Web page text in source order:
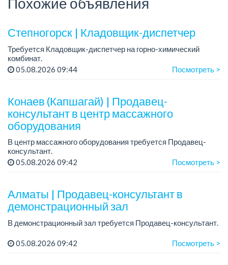
Степногорск | Кладовщик-диспетчер
Требуется Кладовщик-диспетчер на горно-химический
комбинат.
График работы: 5/2, пятидневная рабочая неделя;
соответствующему нап...
05.08.2026 09:44 Посмотреть >
Конаев (Капшагай) | Продавец-
консультант в центр массажного
оборудования
В центр массажного оборудования требуется Продавец-
консультант.
Зарплата: от 180 000 до 300 000 тенге в месяц.
Требования: активность, целеустремленность, позитив,
05.08.2026 09:42 Посмотреть >
Алматы | Продавец-консультант в
демонстрационный зал
В демонстрационный зал требуется Продавец-консультант.
График работы: 5/2, нормированный, с 08.30 до 18.00.
05.08.2026 09:42 Посмотреть >